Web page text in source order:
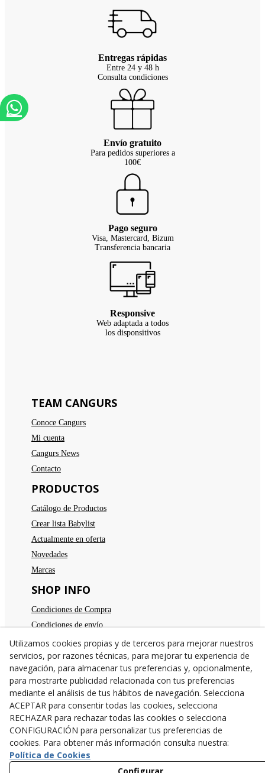
Entregas rápidas
Entre 24 y 48 h
Consulta condiciones
Envío gratuito
Para pedidos superiores a
100€
Pago seguro
Visa, Mastercard, Bizum
Transferencia bancaria
Responsive
Web adaptada a todos
los disponsitivos
TEAM CANGURS
Conoce Cangurs
Mi cuenta
Cangurs News
Contacto
PRODUCTOS
Catálogo de Productos
Crear lista Babylist
Actualmente en oferta
Novedades
Marcas
SHOP INFO
Condiciones de Compra
Condiciones de envío
Devoluciones
Aviso legal
Política de privacidad
Política de cookies
TE ESPERAMOS
C/Santa Anna nº 7
25300 Tárrega ( Lleida) España
973 31 04 47
638782846
Utilizamos cookies propias y de terceros para mejorar nuestros
servicios, por razones técnicas, para mejorar tu experiencia de
navegación, para almacenar tus preferencias y, opcionalmente,
para mostrarte publicidad relacionada con tus preferencias
mediante el análisis de tus hábitos de navegación. Selecciona
ACEPTAR para consentir todas las cookies, selecciona
RECHAZAR para rechazar todas las cookies o selecciona
CONFIGURACIÓN para personalizar tus preferencias de
cookies. Para obtener más información consulta nuestra:
Política de Cookies